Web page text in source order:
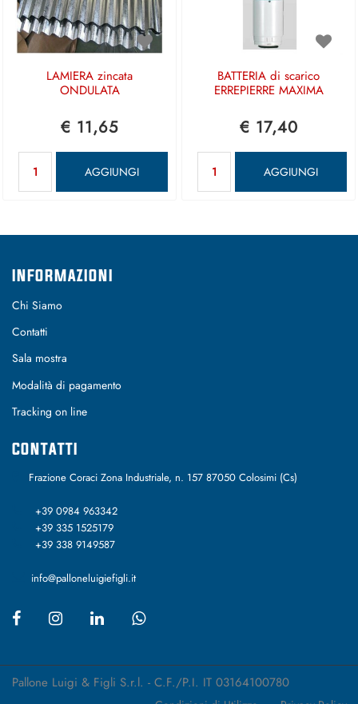
LAMIERA zincata
ONDULATA
€ 11,65
AGGIUNGI
BATTERIA di scarico
ERREPIERRE MAXIMA
€ 17,40
AGGIUNGI
INFORMAZIONI
Chi Siamo
Contatti
Sala mostra
Modalità di pagamento
Tracking on line
CONTATTI
Frazione Coraci Zona Industriale, n. 157 87050 Colosimi (Cs)
+39 0984 963342
+39 335 1525179
+39 338 9149587
info@palloneluigiefigli.it
Pallone Luigi & Figli S.r.l. - C.F./P.I. IT 03164100780